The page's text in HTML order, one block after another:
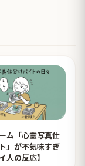
ム「心霊写真仕
」が不気味すぎ
人の反応】